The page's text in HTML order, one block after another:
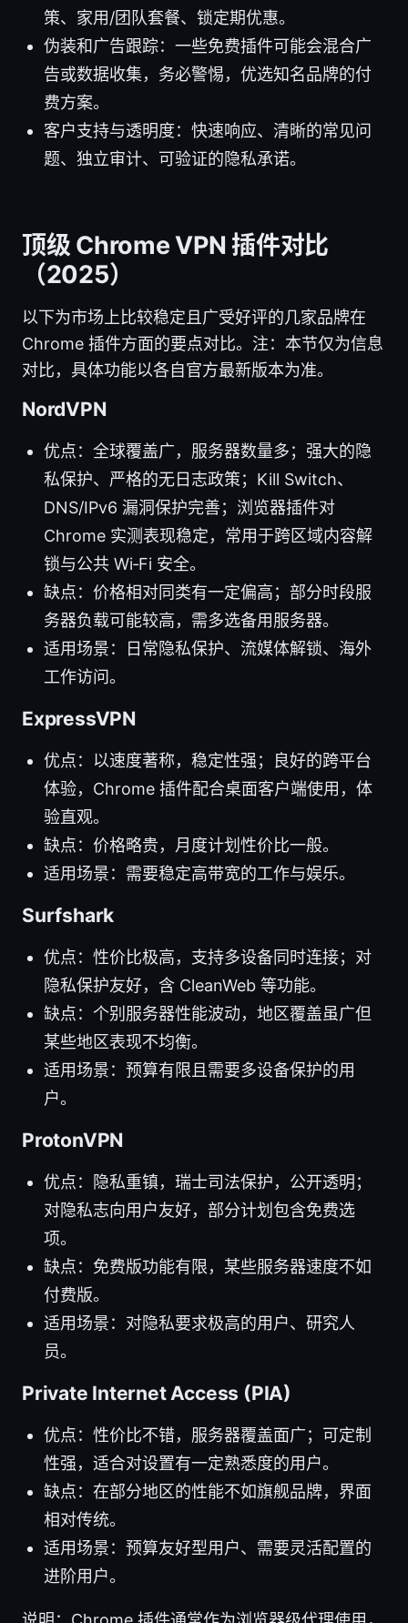
策、家用/团队套餐、锁定期优惠。
伪装和广告跟踪：一些免费插件可能会混合广
告或数据收集，务必警惕，优选知名品牌的付
费方案。
客户支持与透明度：快速响应、清晰的常见问
题、独立审计、可验证的隐私承诺。
顶级 Chrome VPN 插件对比
（2025）
以下为市场上比较稳定且广受好评的几家品牌在
Chrome 插件方面的要点对比。注：本节仅为信息
对比，具体功能以各自官方最新版本为准。
NordVPN
优点：全球覆盖广，服务器数量多；强大的隐
私保护、严格的无日志政策；Kill Switch、
DNS/IPv6 漏洞保护完善；浏览器插件对
Chrome 实测表现稳定，常用于跨区域内容解
锁与公共 Wi‑Fi 安全。
缺点：价格相对同类有一定偏高；部分时段服
务器负载可能较高，需多选备用服务器。
适用场景：日常隐私保护、流媒体解锁、海外
工作访问。
ExpressVPN
优点：以速度著称，稳定性强；良好的跨平台
体验，Chrome 插件配合桌面客户端使用，体
验直观。
缺点：价格略贵，月度计划性价比一般。
适用场景：需要稳定高带宽的工作与娱乐。
Surfshark
优点：性价比极高，支持多设备同时连接；对
隐私保护友好，含 CleanWeb 等功能。
缺点：个别服务器性能波动，地区覆盖虽广但
某些地区表现不均衡。
适用场景：预算有限且需要多设备保护的用
户。
ProtonVPN
优点：隐私重镇，瑞士司法保护，公开透明；
对隐私志向用户友好，部分计划包含免费选
项。
缺点：免费版功能有限，某些服务器速度不如
付费版。
适用场景：对隐私要求极高的用户、研究人
员。
Private Internet Access (PIA)
优点：性价比不错，服务器覆盖面广；可定制
性强，适合对设置有一定熟悉度的用户。
缺点：在部分地区的性能不如旗舰品牌，界面
相对传统。
适用场景：预算友好型用户、需要灵活配置的
进阶用户。